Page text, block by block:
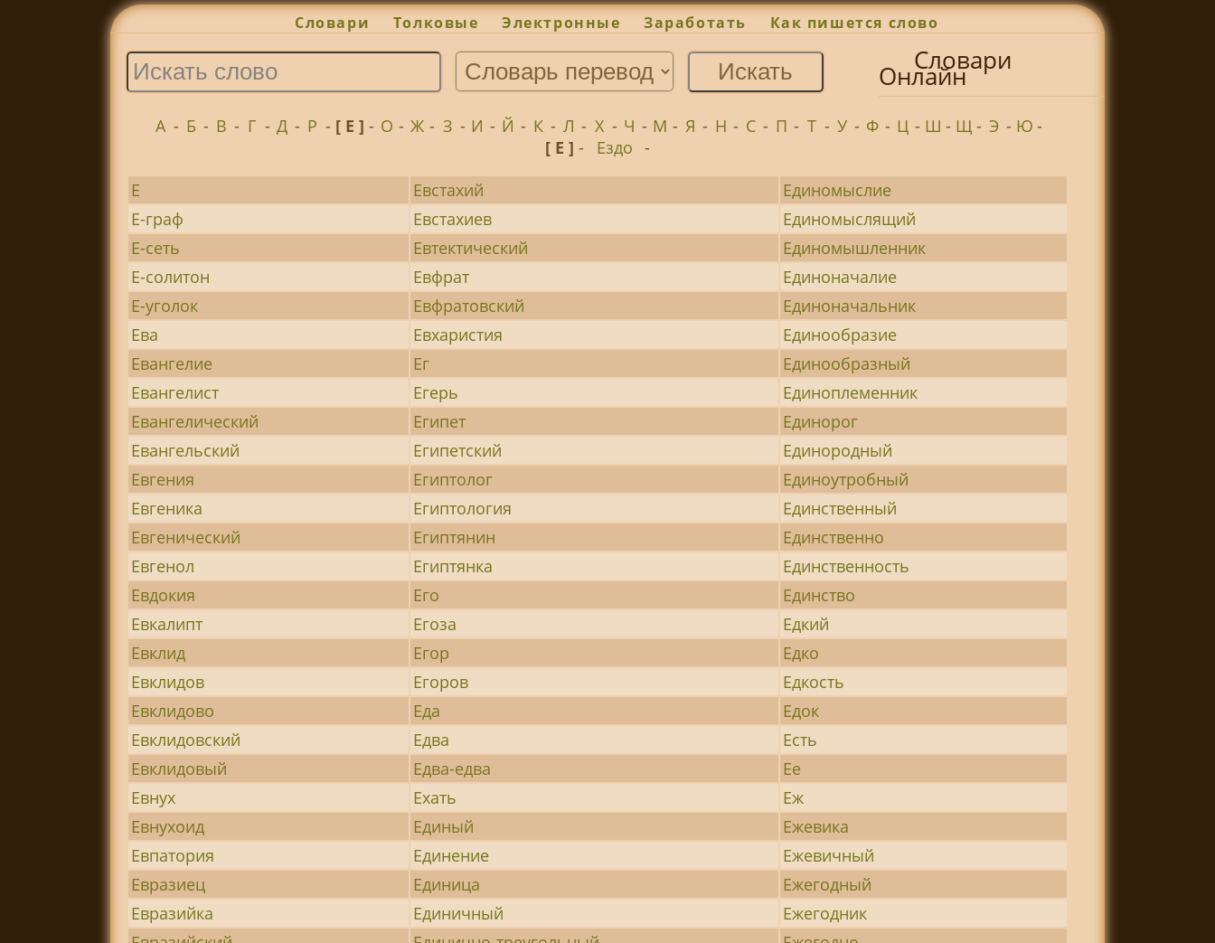
Словари Толковые Электронные Заработать Как пишется слово
Словари
Онлайн
А - Б - В - Г - Д - Р - [ Е ] - О - Ж - З - И - Й - К - Л - Х - Ч - М - Я - Н - С - П - Т - У - Ф - Ц - Ш - Щ- Э - Ю-
[ Е ]- Ездо -
Е
Евстахий
Единомыслие
Е-граф
Евстахиев
Единомыслящий
Е-сеть
Евтектический
Единомышленник
Е-солитон
Евфрат
Единоначалие
Е-уголок
Евфратовский
Единоначальник
Ева
Евхаристия
Единообразие
Евангелие
Ег
Единообразный
Евангелист
Егерь
Единоплеменник
Евангелический
Египет
Единорог
Евангельский
Египетский
Единородный
Евгения
Египтолог
Единоутробный
Евгеника
Египтология
Единственный
Евгенический
Египтянин
Единственно
Евгенол
Египтянка
Единственность
Евдокия
Его
Единство
Евкалипт
Егоза
Едкий
Евклид
Егор
Едко
Евклидов
Егоров
Едкость
Евклидово
Еда
Едок
Евклидовский
Едва
Есть
Евклидовый
Едва-едва
Ее
Евнух
Ехать
Еж
Евнухоид
Единый
Ежевика
Евпатория
Единение
Ежевичный
Евразиец
Единица
Ежегодный
Евразийка
Единичный
Ежегодник